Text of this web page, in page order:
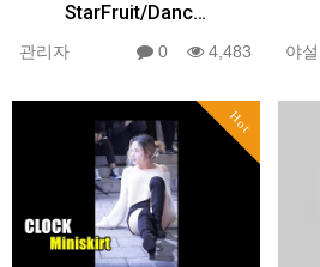
StarFruit/Danc…
관리자 0 4,483 야설
Hot